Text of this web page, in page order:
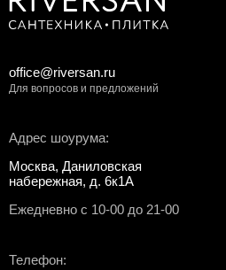
Адрес шоурума:
Москва, Даниловская
набережная, д. 6к1А
Ежедневно с 10-00 до 21-00
Телефон:
office@riversan.ru
Для вопросов и предложений